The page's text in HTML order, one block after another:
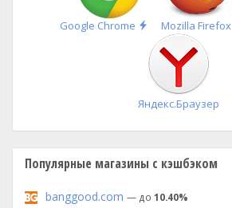
Google Chrome
Быстрая
установка
Mozilla Firefox
Яндекс.Браузер
Популярные магазины с кэшбэком
banggood.com — до 10.40%